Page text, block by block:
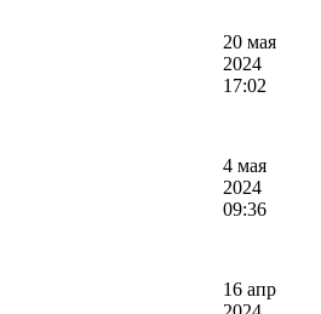
20 мая
2024
17:02
4 мая
2024
09:36
16 апр